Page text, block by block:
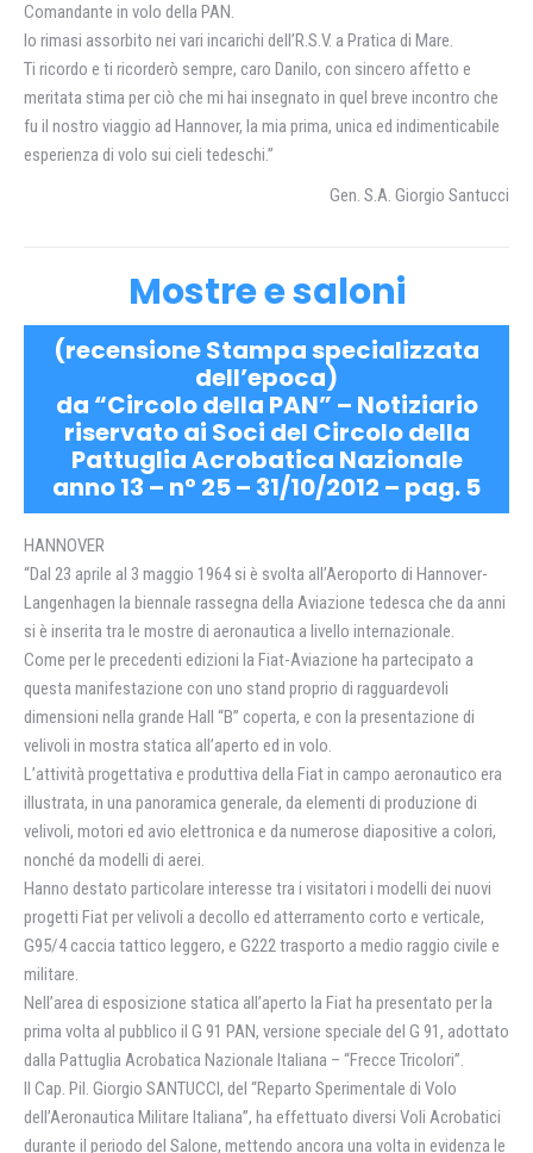
Comandante in volo della PAN.
Io rimasi assorbito nei vari incarichi dell’R.S.V. a Pratica di Mare.
Ti ricordo e ti ricorderò sempre, caro Danilo, con sincero affetto e
meritata stima per ciò che mi hai insegnato in quel breve incontro che
fu il nostro viaggio ad Hannover, la mia prima, unica ed indimenticabile
esperienza di volo sui cieli tedeschi.”
Gen. S.A. Giorgio Santucci
Mostre e saloni
(recensione Stampa specializzata
dell’epoca)
da “Circolo della PAN” – Notiziario
riservato ai Soci del Circolo della
Pattuglia Acrobatica Nazionale
anno 13 – n° 25 – 31/10/2012 – pag. 5
HANNOVER
“Dal 23 aprile al 3 maggio 1964 si è svolta all’Aeroporto di Hannover-
Langenhagen la biennale rassegna della Aviazione tedesca che da anni
si è inserita tra le mostre di aeronautica a livello internazionale.
Come per le precedenti edizioni la Fiat-Aviazione ha partecipato a
questa manifestazione con uno stand proprio di ragguardevoli
dimensioni nella grande Hall “B” coperta, e con la presentazione di
velivoli in mostra statica all’aperto ed in volo.
L’attività progettativa e produttiva della Fiat in campo aeronautico era
illustrata, in una panoramica generale, da elementi di produzione di
velivoli, motori ed avio elettronica e da numerose diapositive a colori,
nonché da modelli di aerei.
Hanno destato particolare interesse tra i visitatori i modelli dei nuovi
progetti Fiat per velivoli a decollo ed atterramento corto e verticale,
G95/4 caccia tattico leggero, e G222 trasporto a medio raggio civile e
militare.
Nell’area di esposizione statica all’aperto la Fiat ha presentato per la
prima volta al pubblico il G 91 PAN, versione speciale del G 91, adottato
dalla Pattuglia Acrobatica Nazionale Italiana – “Frecce Tricolori”.
Il Cap. Pil. Giorgio SANTUCCI, del “Reparto Sperimentale di Volo
dell’Aeronautica Militare Italiana”, ha effettuato diversi Voli Acrobatici
durante il periodo del Salone, mettendo ancora una volta in evidenza le